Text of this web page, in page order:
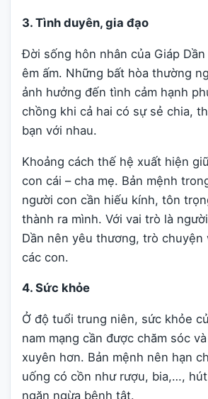
3. Tình duyên, gia đạo
Đời sống hôn nhân của Giáp Dần
êm ấm. Những bất hòa thường
ảnh hưởng đến tình cảm hạnh
chồng khi cả hai có sự sẻ chia,
bạn với nhau.
Khoảng cách thế hệ xuất hiện
con cái – cha mẹ. Bản mệnh
người con cần hiếu kính, tôn
thành ra mình. Với vai trò là
Dần nên yêu thương, trò chuyện
các con.
4. Sức khỏe
Ở độ tuổi trung niên, sức khỏe
nam mạng cần được chăm sóc
xuyên hơn. Bản mệnh nên hạn
uống có cồn như rượu, bia,…,
ngăn ngừa bệnh tật.